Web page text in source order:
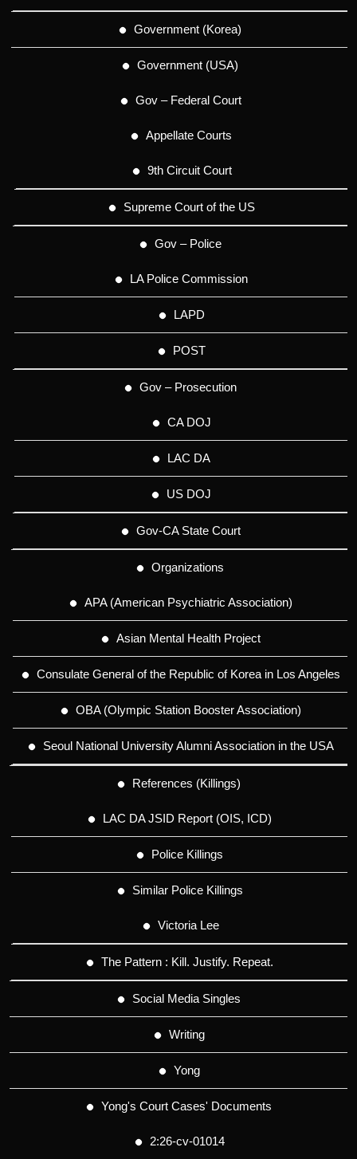
Government (Korea)
Government (USA)
Gov – Federal Court
Appellate Courts
9th Circuit Court
Supreme Court of the US
Gov – Police
LA Police Commission
LAPD
POST
Gov – Prosecution
CA DOJ
LAC DA
US DOJ
Gov-CA State Court
Organizations
APA (American Psychiatric Association)
Asian Mental Health Project
Consulate General of the Republic of Korea in Los Angeles
OBA (Olympic Station Booster Association)
Seoul National University Alumni Association in the USA
References (Killings)
LAC DA JSID Report (OIS, ICD)
Police Killings
Similar Police Killings
Victoria Lee
The Pattern : Kill. Justify. Repeat.
Social Media Singles
Writing
Yong
Yong's Court Cases' Documents
2:26-cv-01014